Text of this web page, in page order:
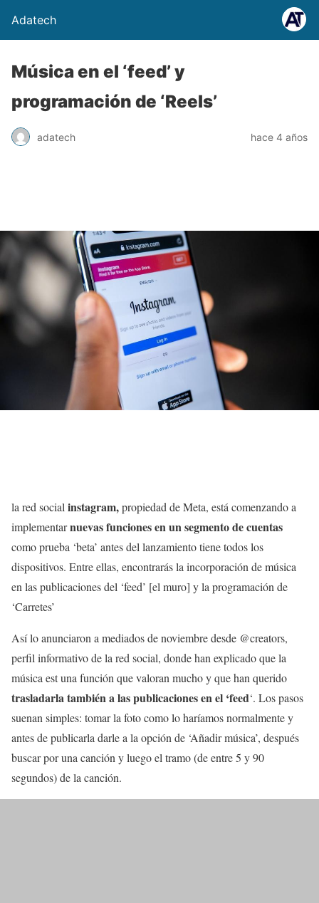
Adatech
Música en el ‘feed’ y
programación de ‘Reels’
adatech hace 4 años
la red social instagram,propiedad de Meta, está comenzando a
implementarnuevas funciones en un segmento de cuentas
como prueba ‘beta’ antes del lanzamiento tiene todos los
dispositivos. Entre ellas, encontrarás la incorporación de música
en las publicaciones del ‘feed’ [el muro] y la programación de
‘Carretes’
Así lo anunciaron a mediados de noviembre desde @creators,
perfil informativo de la red social, donde han explicado que la
música est una función que valoran mucho y que han querido
trasladarla también a las publicaciones en el ‘feed‘. Los pasos
suenan simples: tomar la foto como lo haríamos normalmente y
antes de publicarla darle a la opción de ‘Añadir música’, después
buscar por una canción y luego el tramo (de entre 5 y 90
segundos) de la canción.